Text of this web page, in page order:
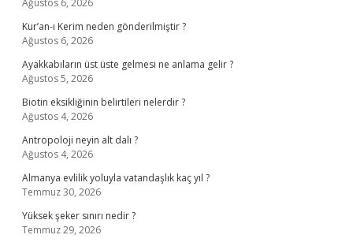
Ağustos 6, 2026
Kur’an-ı Kerim neden gönderilmiştir ?
Ağustos 6, 2026
Ayakkabıların üst üste gelmesi ne anlama gelir ?
Ağustos 5, 2026
Biotin eksikliğinin belirtileri nelerdir ?
Ağustos 4, 2026
Antropoloji neyin alt dalı ?
Ağustos 4, 2026
Almanya evlilik yoluyla vatandaşlık kaç yıl ?
Temmuz 30, 2026
Yüksek şeker sınırı nedir ?
Temmuz 29, 2026